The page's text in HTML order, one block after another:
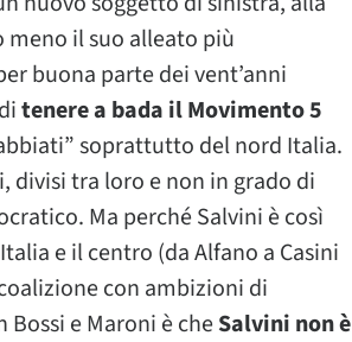
meno il suo alleato più
buona parte dei vent’anni
tenere a bada il Movimento 5
soprattutto del nord Italia.
divisi tra loro e non in grado di
Ma perché Salvini è così
e il centro (da Alfano a Casini
con ambizioni di
e Maroni è cheSalvini non è